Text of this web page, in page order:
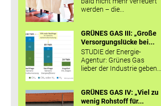
werden – die...
GRÜNES GAS III: „Große
Versorgungslücke bei...
STUDIE der Energie-
Agentur: Grünes Gas
lieber der Industrie geben...
GRÜNES GAS IV: „Viel zu
wenig Rohstoff für...